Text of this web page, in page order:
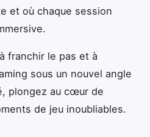
et où chaque session
franchir le pas et à
sous un nouvel angle
plongez au cœur de
de jeu inoubliables.